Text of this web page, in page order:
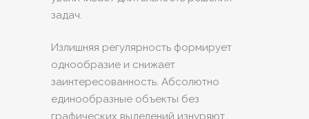
задач.
Излишняя регулярность формирует
однообразие и снижает
заинтересованность. Абсолютно
единообразные объекты без
графических выделений изнуряют